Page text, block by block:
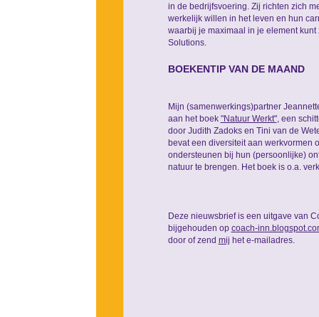
in de bedrijfsvoering. Zij richten zich
werkelijk willen in het leven en hun
waarbij je maximaal in je element
Solutions.
BOEKENTIP VAN DE MAAND
Mijn (samenwerkings)partner
aan het boek "Natuur Werkt", een
door Judith Zadoks en Tini van de
bevat een diversiteit aan werkvormen
ondersteunen bij hun (persoonlijke)
natuur te brengen. Het boek is o.a.
Deze nieuwsbrief is een uitgave van
bijgehouden op coach-
door of zend mij het e-mailadres.